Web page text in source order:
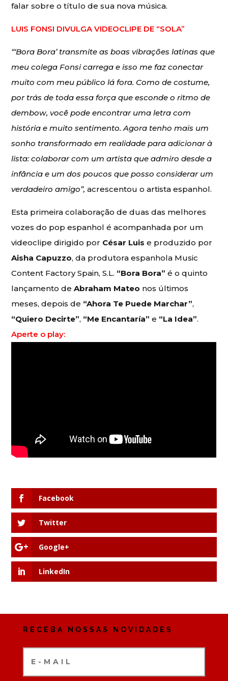
falar sobre o título de sua nova música.
LUIS FONSI DIVULGA VIDEOCLIPE DE “SOLA”
“‘Bora Bora’ transmite as boas vibrações latinas que
meu colega Fonsi carrega e isso me faz conectar
muito com meu público lá fora. Como de costume,
por trás de toda essa força que esconde o ritmo de
dembow, você pode encontrar uma letra com
história e muito sentimento. Agora tenho mais um
sonho transformado em realidade para adicionar à
lista: colaborar com um artista que admiro desde a
infância e um dos poucos que posso considerar um
verdadeiro amigo”,acrescentou o artista espanhol.
Esta primeira colaboração de duas das melhores
vozes do pop espanhol é acompanhada por um
videoclipe dirigido por César Luis e produzido por
Aisha Capuzzo, da produtora espanhola Music
Content Factory Spain, S.L. “Bora Bora” é o quinto
lançamento deAbraham Mateo nos últimos
meses, depois de “Ahora Te Puede Marchar”,
“Quiero Decirte”, “Me Encantaría” e “La Idea”.
Aperte o play:
Facebook
Twitter
Google+
LinkedIn
RECEBA NOSSAS NOVIDADES